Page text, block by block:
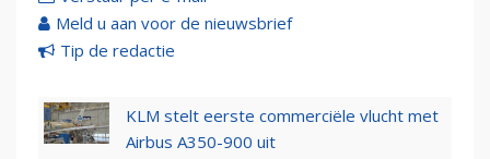
Meld u aan voor de nieuwsbrief
Tip de redactie
KLM stelt eerste commerciële vlucht met
Airbus A350-900 uit